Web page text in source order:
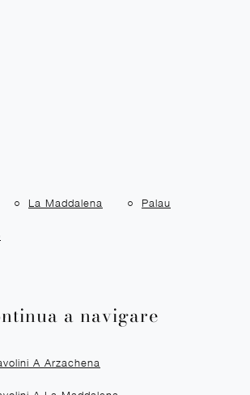
La Maddalena Palau
a navigare
A Arzachena